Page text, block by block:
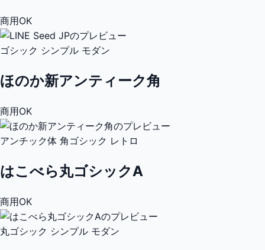
商用OK
ゴシック シンプル モダン
ほのか新アンティーク角
商用OK
アンチック体 角ゴシック レトロ
はこべら丸ゴシックA
商用OK
丸ゴシック シンプル モダン